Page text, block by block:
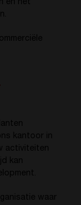
en het
kantoor in
activiteiten
kan
waar